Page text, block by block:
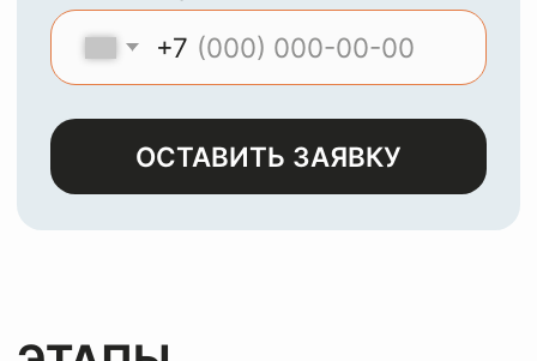
МЫЧИСТИМ И
ВОССТАНАВЛИВАЕМ
ЛЮБЫЕ ИЗДЕЛИЯ ИЗ
КОЖИ, ЗАМШИ,
ЛАКА И НУБУКА